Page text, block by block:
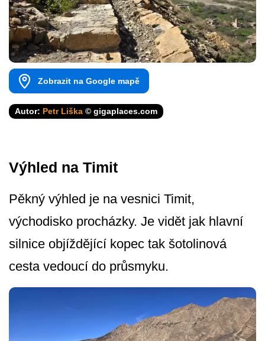
Zobrazit na Google mapě
Autor: Petr Liška © gigaplaces.com
Výhled na Timit
Pěkný výhled je na vesnici Timit,
východisko procházky. Je vidět jak hlavní
silnice objíždějící kopec tak šotolinová
cesta vedoucí do průsmyku.